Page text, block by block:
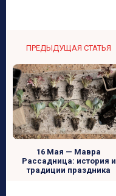
ПРЕДЫДУЩАЯ СТАТЬЯ
16 Мая — Мавра
Рассадница: история и
традиции праздника